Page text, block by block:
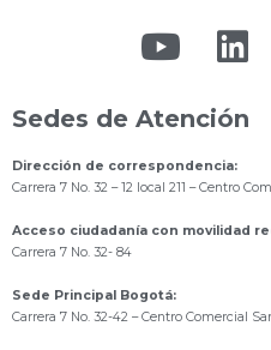
Sedes de Atención
Dirección de correspondencia:
Carrera 7 No. 32 – 12 local 211 – Centro
Acceso ciudadanía con movilidad
Carrera 7 No. 32- 84
Sede Principal Bogotá:
Carrera 7 No. 32-42 – Centro Comercial